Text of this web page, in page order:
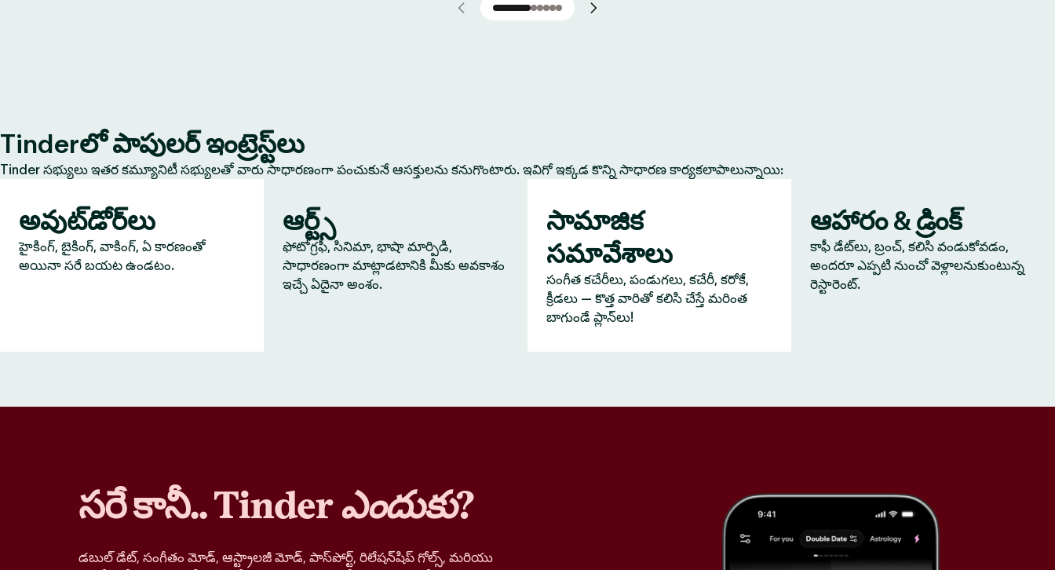
Tinderలో పాపులర్ ఇంట్రెస్ట్‌లు
Tinder సభ్యులు ఇతర కమ్యూనిటీ సభ్యులతో వారు సాధారణంగా పంచుకునే ఆసక్తులను కనుగొంటారు. ఇవిగో ఇక్కడ కొన్ని సాధారణ కార్యకలాపాలున్నాయి:
అవుట్‌డోర్‌లు
హైకింగ్, బైకింగ్, వాకింగ్, ఏ కారణంతో
అయినా సరే బయట ఉండటం.
ఆర్ట్స్
ఫోటోగ్రఫీ, సినిమా, భాషా మార్పిడి,
సాధారణంగా మాట్లాడటానికి మీకు అవకాశం
ఇచ్చే ఏదైనా అంశం.
సామాజిక
సమావేశాలు
సంగీత కచేరీలు, పండుగలు, కచేరీ, కరోకే,
క్రీడలు — కొత్త వారితో కలిసి చేస్తే మరింత
బాగుండే ప్లాన్‌లు!
ఆహారం & డ్రింక్
కాఫీ డేట్‌లు, బ్రంచ్, కలిసి వండుకోవడం,
అందరూ ఎప్పటి నుంచో వెళ్లాలనుకుంటున్న
రెస్టారెంట్.
సరే కానీ.. Tinderఎందుకు?
డబుల్ డేట్, సంగీతం మోడ్, ఆస్ట్రాలజీ మోడ్, పాస్‌పోర్ట్, రిలేషన్‌షిప్ గోల్స్, మరియు